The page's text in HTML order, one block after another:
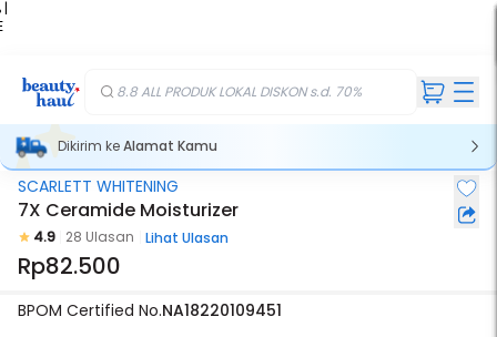
|
8.8 ALL PRODUK LOKAL DISKON s.d. 70%
Dikirim keAlamat Kamu
SCARLETT WHITENING
7X Ceramide Moisturizer
4.9 28 Ulasan Lihat Ulasan
Rp82.500
BPOM Certified No.NA18220109451